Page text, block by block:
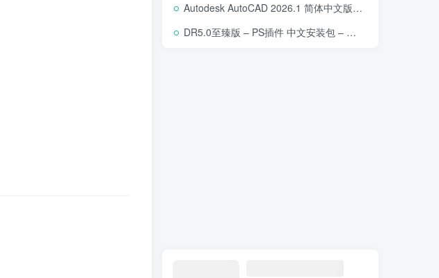
Autodesk AutoCAD 2026.1 简体中文版 – 专业计算机辅助设计软件
DR5.0至臻版 – PS插件 中文安装包 – 专业级人像修图工具